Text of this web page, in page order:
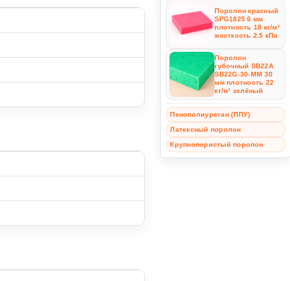
Поролон красный
SPG1825 6 мм
плотность 18 кг/м³
жесткость 2.5 кПа
Поролон
губочный SB22A
SB22G-30-MM 30
мм плотность 22
кг/м³ зелёный
Пенополиуретан (ППУ)
Латексный поролон
Крупнопористый поролон